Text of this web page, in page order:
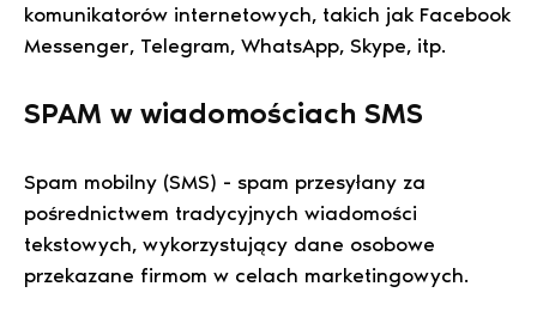
komunikatorów internetowych, takich jak Facebook
Messenger, Telegram, WhatsApp, Skype, itp.
SPAM w wiadomościach SMS
Spam mobilny (SMS) - spam przesyłany za
pośrednictwem tradycyjnych wiadomości
tekstowych, wykorzystujący dane osobowe
przekazane firmom w celach marketingowych.